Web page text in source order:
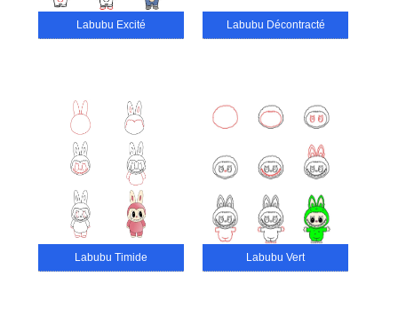
Labubu Excité Labubu Décontracté
Labubu Timide Labubu Vert